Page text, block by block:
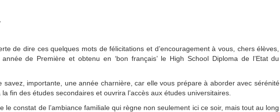
de dire ces quelques mots de félicitations et d’encouragement à vous, chers élèves,
de Première et obtenu en ‘bon français’ le High School Diploma de l’Etat du
savez, importante, une année charnière, car elle vous prépare à aborder avec sérénité
fin des études secondaires et ouvrira l’accès aux études universitaires.
le constat de l’ambiance familiale qui règne non seulement ici ce soir, mais tout au long